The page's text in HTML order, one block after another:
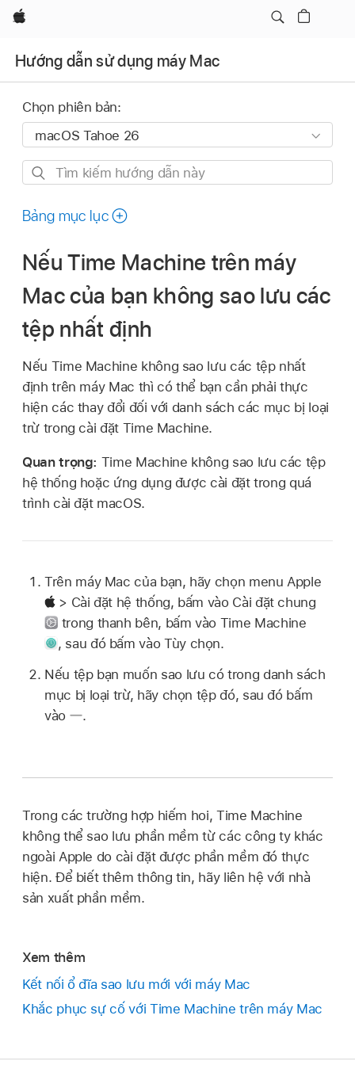
Apple
Hướng dẫn sử dụng máy Mac
Chọn phiên bản:
Tìm
hướng
này
Bảng mục lục
Nếu Time Machine trên máy
Mac của bạn không sao lưu các
tệp nhất định
Nếu Time Machine không sao lưu các tệp nhất
định trên máy Mac thì có thể bạn cần phải thực
hiện các thay đổi đối với danh sách các mục bị loại
trừ trong cài đặt Time Machine.
Quan trọng: Time Machine không sao lưu các tệp
hệ thống hoặc ứng dụng được cài đặt trong quá
trình cài đặt macOS.
Trên máy Mac của bạn, hãy chọn menu Apple
> Cài đặt hệ thống, bấm vào Cài đặt chung
trong thanh bên, bấm vào Time Machine
, sau đó bấm vào Tùy chọn.
Nếu tệp bạn muốn sao lưu có trong danh sách
mục bị loại trừ, hãy chọn tệp đó, sau đó bấm
vào
.
Trong các trường hợp hiếm hoi, Time Machine
không thể sao lưu phần mềm từ các công ty khác
ngoài Apple do cài đặt được phần mềm đó thực
hiện. Để biết thêm thông tin, hãy liên hệ với nhà
sản xuất phần mềm.
Xem thêm
Kết nối ổ đĩa sao lưu mới với máy Mac
Khắc phục sự cố với Time Machine trên máy Mac